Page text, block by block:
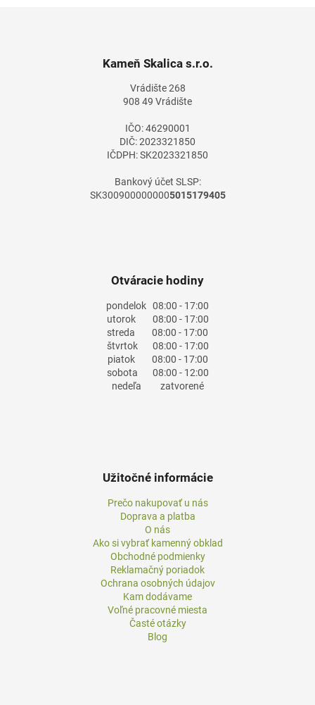
c
e
p
v
k
y
ý
p
Kameň Skalica s.r.o.
Vrádište 268
908 49 Vrádište
IČO: 46290001
DIČ: 2023321850
IČDPH: SK2023321850
Bankový účet SLSP:
SK3009000000005015179405
Otváracie hodiny
pondelok 08:00 - 17:00
utorok08:00 - 17:00
streda 08:00 - 17:00
štvrtok08:00 - 17:00
piatok08:00 - 17:00
sobota 08:00 - 12:00
nedeľa zatvorené
Užitočné informácie
Prečo nakupovať u nás
Doprava a platba
O nás
Ako si vybrať kamenný obklad
Obchodné podmienky
Reklamačný poriadok
Ochrana osobných údajov
Kam dodávame
Voľné pracovné miesta
Časté otázky
Blog